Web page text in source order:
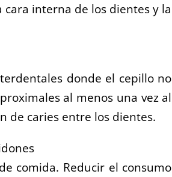
interna de los dientes y la
donde el cepillo no
al menos una vez al
de caries entre los dientes.
comida. Reducir el consumo